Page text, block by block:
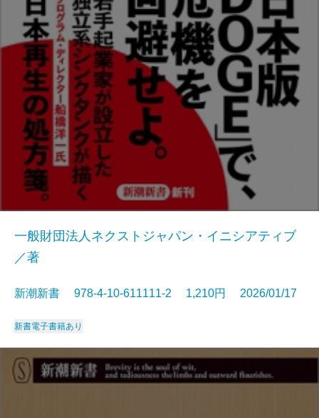
一般財団法人ネクストジャパン・イニシアティブ
／著
新潮新書 978-4-10-611111-2 1,210円 2026/01/17
新書電子書籍あり